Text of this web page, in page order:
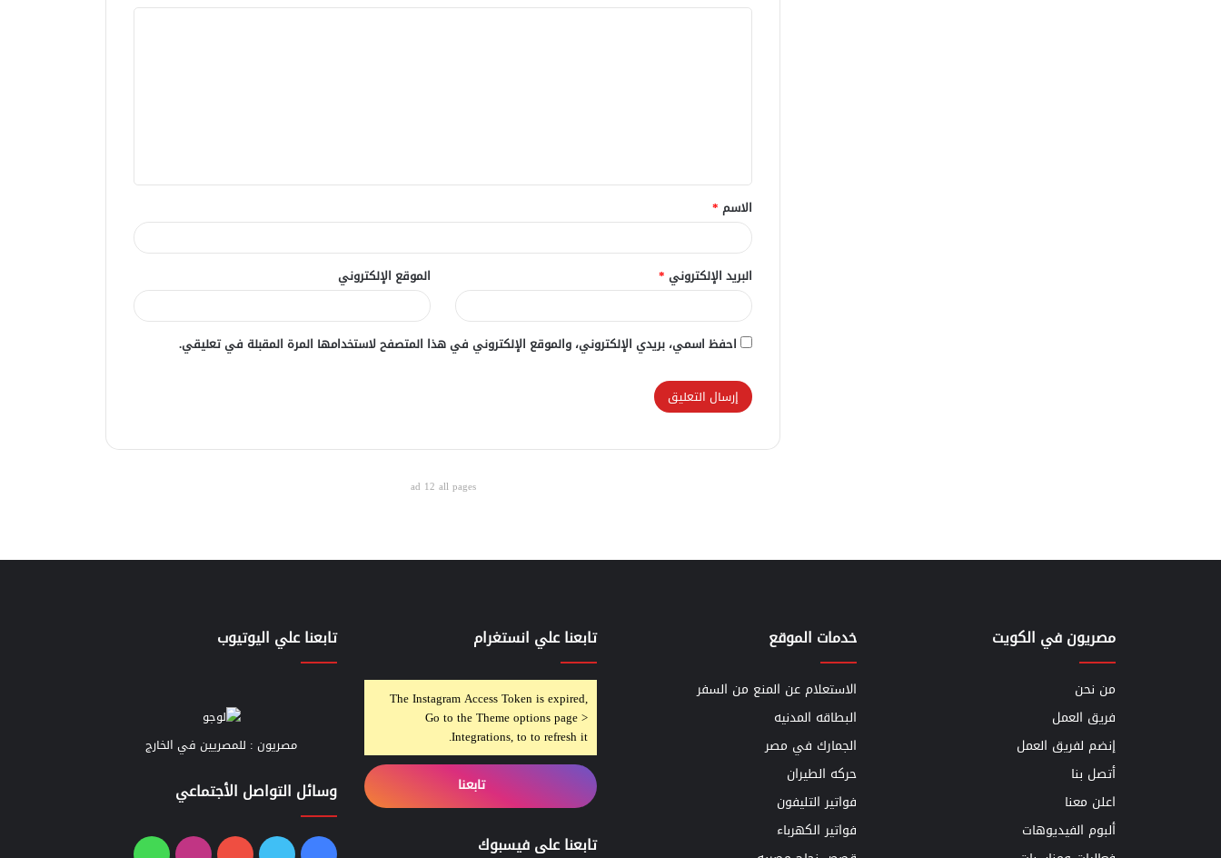
ق
*
الاسم *
البريد الإلكتروني * الموقع الإلكتروني
احفظ اسمي، بريدي الإلكتروني، والموقع الإلكتروني في هذا المتصفح لاستخدامها المرة المقبلة في تعليقي.
ad 12 all pages
مصريون في الكويت
من نحن
فريق العمل
إنضم لفريق العمل
أتصل بنا
اعلن معنا
ألبوم الفيديوهات
خدمات الموقع
الاستعلام عن المنع من السفر
البطاقه المدنيه
الجمارك في مصر
حركه الطيران
فواتير التليفون
فواتير الكهرباء
تابعنا علي انستغرام
The Instagram Access Token is expired,
Go to the Theme options page >
Integrations, to to refresh it.
تابعنا
تابعنا على فيسبوك
تابعنا علي اليوتيوب
مصريون : للمصريين في الخارج
وسائل التواصل الأجتماعي